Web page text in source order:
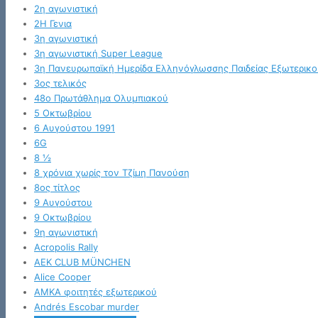
2η αγωνιστική
2Η Γενια
3η αγωνιστική
3η αγωνιστική Super League
3η Πανευρωπαϊκή Ημερίδα Ελληνόγλωσσης Παιδείας
3ος τελικός
48ο Πρωτάθλημα Ολυμπιακού
5 Οκτωβρίου
6 Αυγούστου 1991
6G
8 ½
8 χρόνια χωρίς τον Τζίμη Πανούση
8ος τίτλος
9 Αυγούστου
9 Οκτωβρίου
9η αγωνιστική
Acropolis Rally
AEK CLUB MÜNCHEN
Alice Cooper
AMKA φοιτητές εξωτερικού
Andrés Escobar murder